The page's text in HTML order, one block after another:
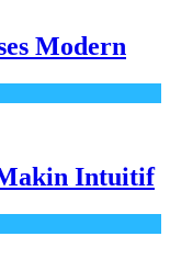
Modern
Intuitif